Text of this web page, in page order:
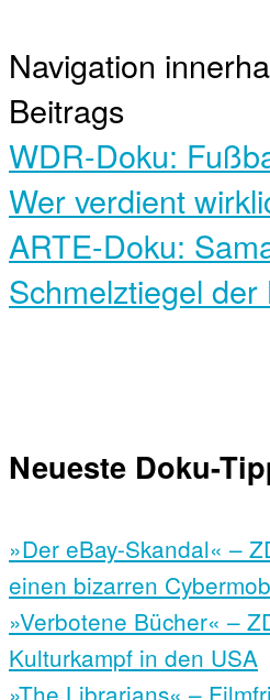
Navigation
Beitrags
WDR-Doku:
Wer verdient
ARTE-Doku:
Schmelztiegel der
Neueste Doku-
»Der eBay-Skandal« –
einen bizarren
»Verbotene Bücher« –
Kulturkampf in den USA
»The Librarians« –